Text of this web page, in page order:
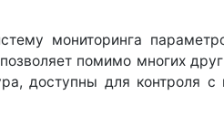
мониторинга
помимо многих
доступны для контроля